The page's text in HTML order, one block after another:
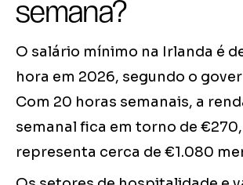
semana?
O salário mínimo na Irlanda é
hora em 2026, segundo o
Com 20 horas semanais, a
semanal fica em torno de
representa cerca de €1.080